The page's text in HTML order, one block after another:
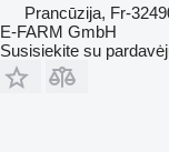
Prancūzija, Fr-
E-FARM GmbH
Susisiekite su